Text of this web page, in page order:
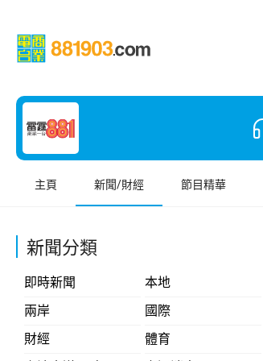
主頁 新聞/財經 節目精華
新聞分類
即時新聞
本地
兩岸
國際
財經
體育